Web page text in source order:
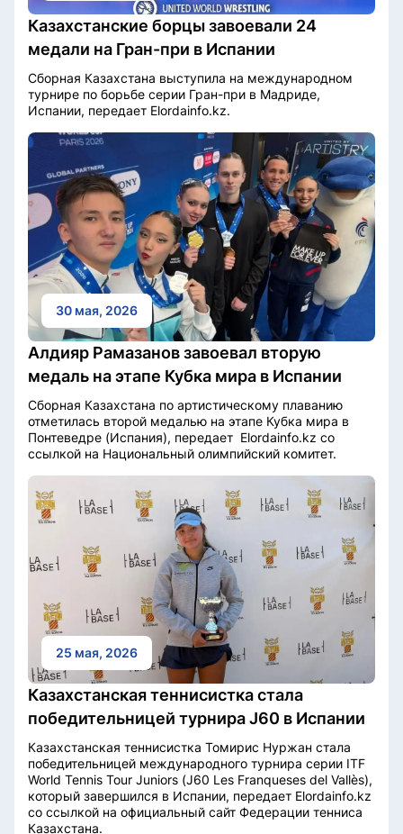
Казахстанские борцы завоевали 24
медали на Гран-при в Испании
Сборная Казахстана выступила на международном
турнире по борьбе серии Гран-при в Мадриде,
Испании, передает Elordainfo.kz.
30 мая, 2026
Алдияр Рамазанов завоевал вторую
медаль на этапе Кубка мира в Испании
Сборная Казахстана по артистическому плаванию
отметилась второй медалью на этапе Кубка мира в
Понтеведре (Испания), передает Elordainfo.kz со
ссылкой на Национальный олимпийский комитет.
25 мая, 2026
Казахстанская теннисистка стала
победительницей турнира J60 в Испании
Казахстанская теннисистка Томирис Нуржан стала
победительницей международного турнира серии ITF
World Tennis Tour Juniors (J60 Les Franqueses del Vallès),
который завершился в Испании, передает Elordainfo.kz
со ссылкой на официальный сайт Федерации тенниса
Казахстана.